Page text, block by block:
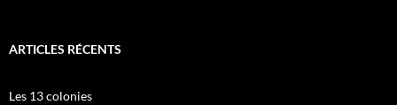
ARTICLES RÉCENTS
Les 13 colonies